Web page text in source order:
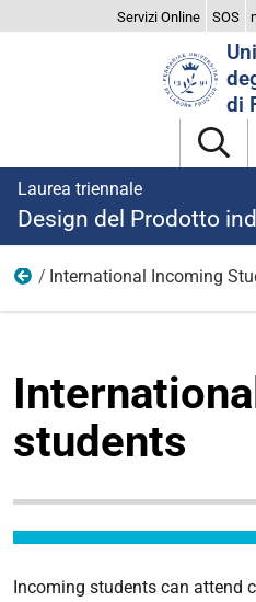
Servizi Online SOS
di
Laurea triennale
Design del Prodotto
Studiare
International Incoming
students
ONE
Incoming students can attend